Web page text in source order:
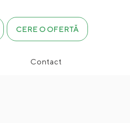
CERE O OFERTĂ
Contact